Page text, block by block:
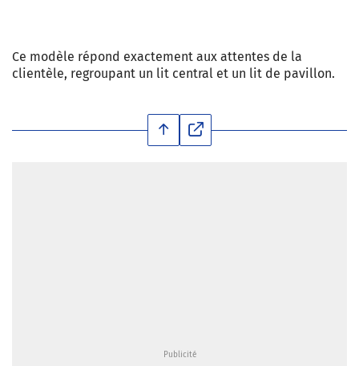
Ce modèle répond exactement aux attentes de la
clientèle, regroupant un lit central et un lit de pavillon.